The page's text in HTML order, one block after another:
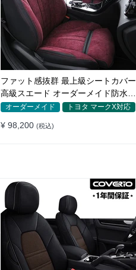
ファット感抜群 最上級シートカバー
高級スエード オーダーメイド防水仕
様 全席セット
オーダーメイド トヨタ マークX対応
¥ 98,200 (税込)